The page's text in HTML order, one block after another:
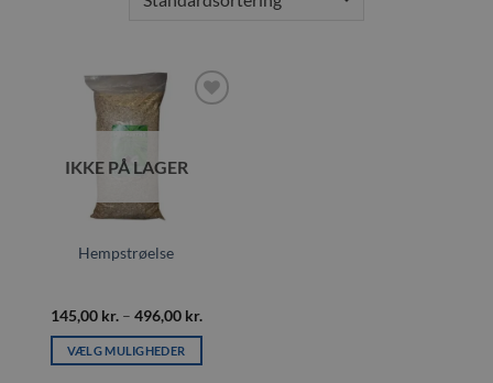
IKKE PÅ LAGER
Hempstrøelse
145,00 kr. – 496,00 kr.
VÆLG MULIGHEDER